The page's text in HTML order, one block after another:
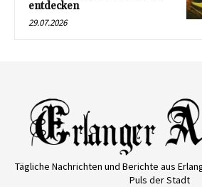
entdecken
29.07.2026
Tägliche Nachrichten und Berichte aus
Puls der Stadt